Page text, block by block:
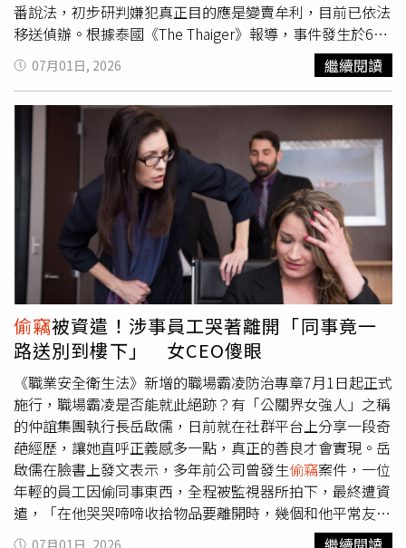
經是種很特別的體驗。片中沒有任何東西是刻意擺進去的，
沒有特別設計，就是傑瑞米（Jeremy Theobald）當時真正
住的地方，並沒有特別佈置場景，只是根據他實際生活的環
境，讓那場戲自然地成立。」在拍攝《跟蹤》時，即使因為
低預算而面臨各種限制，僅有少量演員、工作人員與器材，
靠著朋友的熱忱與幫忙而完成，但卻讓諾蘭認為在創作上更
加自由，甚至成為設計故事的依據：「如果你沒有把這些限
制預先寫進劇本裡，它們很快就會變成創作上的限制，但如
果你在寫劇本時，就已經知道自己將面對哪些限制，並作為
設計故事的依據，那麼這些限制反而會轉化成自由。」這也
讓他在多年後回首這部作品時感嘆：「非常懷念那種即
興！」這部由諾蘭一手包辦編劇、導演、攝影、剪輯、監製
的首部編導長片《跟蹤》，劇情描述失魂落魄的作家比爾
（傑瑞米西奧伯德飾演），為了替小說尋找靈感，開始在倫
敦街頭跟蹤陌生人，並設下嚴格規範，限制自己的跟蹤對象
與時長。沒想到，他卻被一位充滿魅力的俊俏男子科布（艾
力克斯霍烏飾演）吸引，不僅打破自己的跟蹤規定，更被科
布識破他的窺視行為。身為盜賊的科布，反過來以「指導」
之名，引領比爾進入入室行竊的世界。隨著兩人犯下 偷竊、
勒索、窺視住戶私生活等一項項不法行為，比爾也逐漸深陷
犯罪世界當中，失去原有的界線與判斷…。本片將於本週五
（3日）在台灣獻映。中文版正式預告：
番說法，初步研判嫌犯真正目的應是變賣牟利，目前已依法
移送偵辦。根據泰國《The Thaiger》報導，事件發生於6月
28日，地點位於曼谷知名古剎臥佛寺（Wat Pho）。由於寺
廟近來頻傳竊盜及扒手案件，轄區帕那空警局已派員進駐巡
邏。當天警方巡查時，發現一名男子手提黑色塑膠袋從佛殿
走出，神情慌張、行跡可疑，隨即上前盤查，結果在袋內查
獲4座屬於寺廟的黃銅燭台，當場將男子逮捕。男子接受偵
訊時坦承拿走燭台，但堅稱自己並非
偷竊。他表示，當時正
在佛殿內誠心禮佛，抬頭時看見佛像對著自己微笑，因此誤
以為佛祖已同意他將燭台帶走。他還向警方表示，原本打算
把這些燭台送往泰國烏泰他尼府（Uthai Thani）的另一間寺
廟供奉，希望藉此累積功德，因此認為自己的行為並無惡
意。然而，警方調查後並未接受男子的說法。警方指出，嫌
犯沒有固定住所，但也沒有精神疾病或意識異常的跡象，因
此認為其供詞缺乏可信度，初步研判真正犯案動機仍是竊取
寺廟財物後轉售換取現金，而非如他所稱只是想捐贈給其他
寺廟。寺方也出面證實，佛殿內所有法器、供具及宗教用品
皆屬寺廟財產，從未授權任何信眾或民眾自行取走，更不可
能有所謂「佛祖同意搬走供品」的情況。警方最後依涉嫌在
公共宗教場所竊盜罪嫌，將男子移送帕那空警局依法偵辦。
事件曝光後，不少網友對嫌犯「佛祖微笑就是同意」的辯解
感到傻眼，直呼理由過於離譜，也有人認為寺廟近來竊案增
加，相關單位有必要持續加強巡邏與安全維護。
07月01日, 2026 繼續閱讀
偷竊被資遣！涉事員工哭著離開「同事竟一
路送別到樓下」 女CEO傻眼
《職業安全衛生法》新增的職場霸凌防治專章7月1日起正式
施行，職場霸凌是否能就此絕跡？有「公關界女強人」之稱
的仲誼集團執行長岳啟儒，日前就在社群平台上分享一段奇
葩經歷，讓她直呼正義感多一點，真正的善良才會實現。岳
啟儒在臉書上發文表示，多年前公司曾發生偷竊案件，一位
年輕的員工因偷同事東西，全程被監視器所拍下，最終遭資
遣，「在他哭哭啼啼收拾物品要離開時，幾個和他平常友好
的同事陪著他、安慰他，送他到公司樓下。」岳啟儒說自己
07月01日, 2026